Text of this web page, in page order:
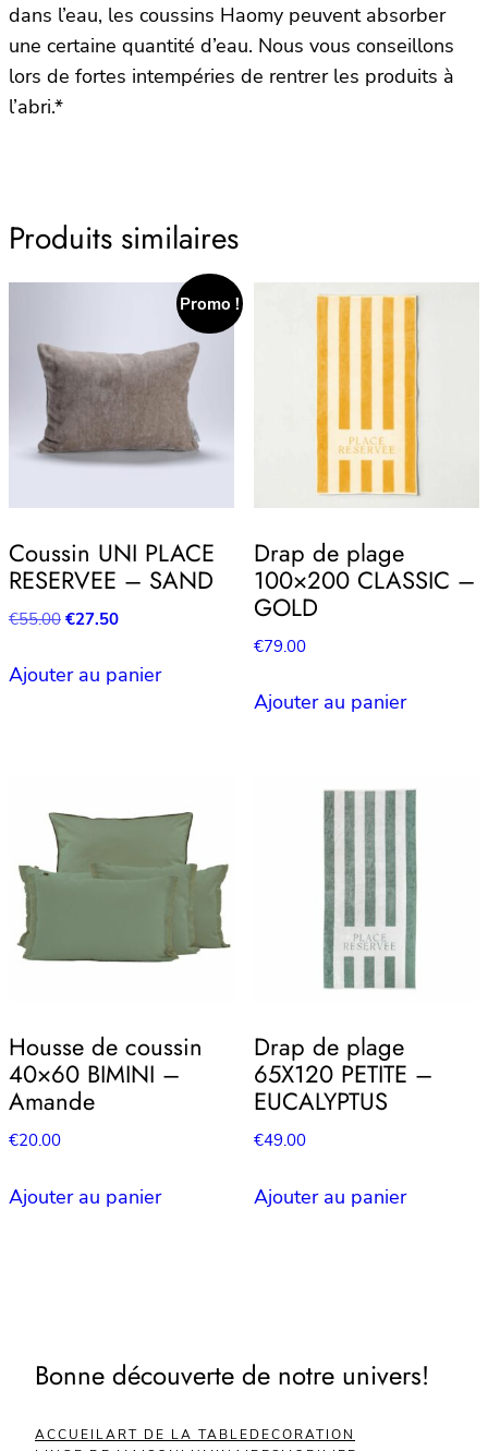
dans l’eau, les coussins Haomy peuvent absorber
une certaine quantité d’eau. Nous vous conseillons
lors de fortes intempéries de rentrer les produits à
l’abri.*
Produits similaires
Promo !
Coussin UNI PLACE
RESERVEE – SAND
€55.00Le
initial
€27.50Le
actuel
Ajouter au panier
Drap de plage
100×200 CLASSIC –
GOLD
€79.00
Ajouter au panier
Housse de coussin
40×60 BIMINI –
Amande
€20.00
Ajouter au panier
Drap de plage
65X120 PETITE –
EUCALYPTUS
€49.00
Ajouter au panier
Bonne découverte de notre univers!
ACCUEILART DE LA TABLEDECORATION